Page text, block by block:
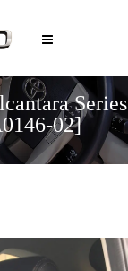
Series
02]